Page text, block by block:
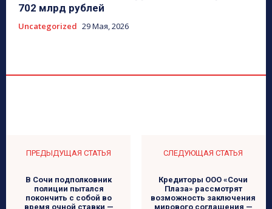
702 млрд рублей
Uncategorized 29 Мая, 2026
ПРЕДЫДУЩАЯ СТАТЬЯ
В Сочи подполковник
полиции пытался
покончить с собой во
время очной ставки —
СЛЕДУЮЩАЯ СТАТЬЯ
Кредиторы ООО «Сочи
Плаза» рассмотрят
возможность заключения
мирового соглашения —